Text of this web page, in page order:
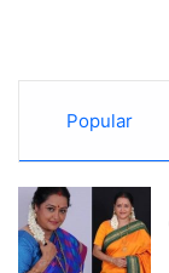
Popular